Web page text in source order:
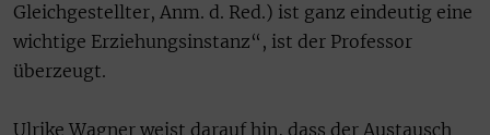
Gleichgestellter, Anm. d. Red.) ist ganz eindeutig eine
wichtige Erziehungsinstanz“, ist der Professor
überzeugt.
Ulrike Wagner weist darauf hin, dass der Austausch